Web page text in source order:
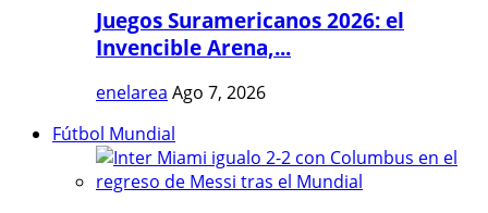
Juegos Suramericanos 2026: el
Invencible Arena,...
enelarea Ago 7, 2026
Fútbol Mundial